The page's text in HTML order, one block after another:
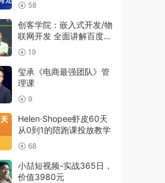
58
创客学院：嵌入式开发/物
联网开发 全面讲解百度云
网盘下载
19
玺承《电商最强团队》管
理课
9
Helen·Shopee虾皮60天
从0到1的陪跑课投放教学
68
小喆短视频-实战365日，
价值3980元